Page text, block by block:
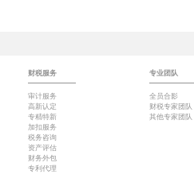
财税服务
审计服务
高新认定
专精特新
加扣服务
税务咨询
资产评估
财务外包
专利代理
专业团队
全员合影
财税专家团队
其他专家团队